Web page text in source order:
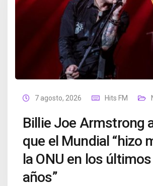
7 agosto, 2026 Hits FM
Billie Joe Armstrong
que el Mundial “hizo
la ONU en los
años”